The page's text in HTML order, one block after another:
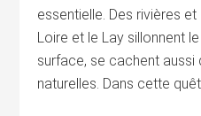
essentielle. Des rivières
Loire et le Lay sillonnent
surface, se cachent
naturelles. Dans cette